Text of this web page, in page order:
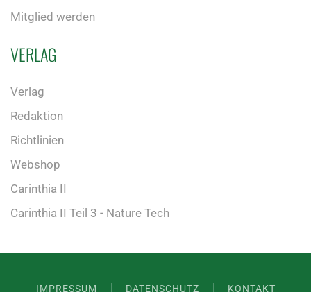
Mitglied werden
VERLAG
Verlag
Redaktion
Richtlinien
Webshop
Carinthia II
Carinthia II Teil 3 - Nature Tech
IMPRESSUM DATENSCHUTZ KONTAKT